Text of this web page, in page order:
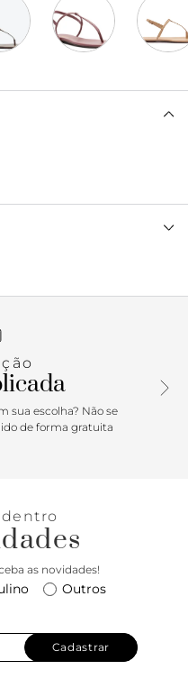
pelo peito de pé. Na pala
que abraçam o tornozelo
calcanhar à mostra.
é demais né? Essa com
que vão te deixar
sua escolha? Não se
de forma gratuita
as novidades!
Outros
Cadastrar